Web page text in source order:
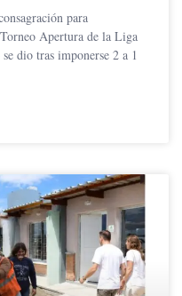
para
Apertura de la Liga
dio tras imponerse 2 a 1